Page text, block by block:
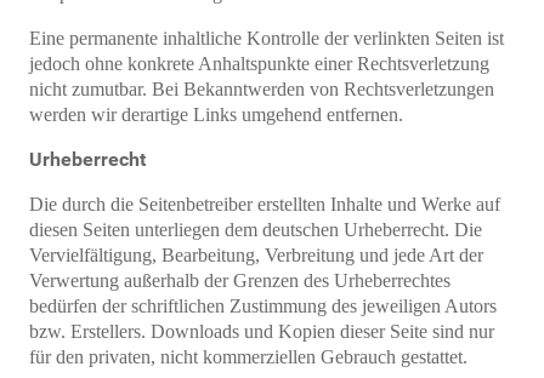
Eine permanente inhaltliche Kontrolle der verlinkten Seiten ist
jedoch ohne konkrete Anhaltspunkte einer Rechtsverletzung
nicht zumutbar. Bei Bekanntwerden von Rechtsverletzungen
werden wir derartige Links umgehend entfernen.
Urheberrecht
Die durch die Seitenbetreiber erstellten Inhalte und Werke auf
diesen Seiten unterliegen dem deutschen Urheberrecht. Die
Vervielfältigung, Bearbeitung, Verbreitung und jede Art der
Verwertung außerhalb der Grenzen des Urheberrechtes
bedürfen der schriftlichen Zustimmung des jeweiligen Autors
bzw. Erstellers. Downloads und Kopien dieser Seite sind nur
für den privaten, nicht kommerziellen Gebrauch gestattet.